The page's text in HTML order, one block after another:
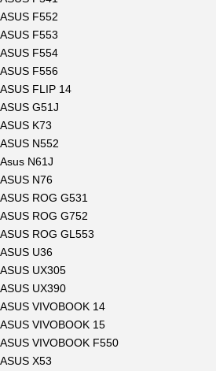
ASUS F552
ASUS F553
ASUS F554
ASUS F556
ASUS FLIP 14
ASUS G51J
ASUS K73
ASUS N552
Asus N61J
ASUS N76
ASUS ROG G531
ASUS ROG G752
ASUS ROG GL553
ASUS U36
ASUS UX305
ASUS UX390
ASUS VIVOBOOK 14
ASUS VIVOBOOK 15
ASUS VIVOBOOK F550
ASUS X53